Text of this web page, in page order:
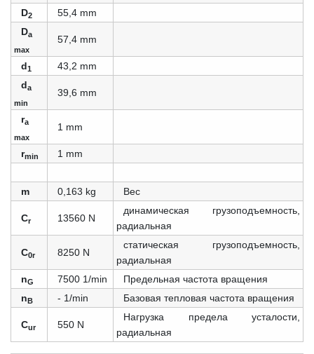
D2
55,4 mm
Da
max
57,4 mm
d1
43,2 mm
da
min
39,6 mm
ra
max
1 mm
rmin 1 mm
m 0,163 kg Вес
Cr 13560 N
динамическая грузоподъемность,
радиальная
C0r 8250 N
статическая грузоподъемность,
радиальная
nG 7500 1/min
Предельная частота вращения
nB - 1/min Базовая тепловая частота вращения
Cur 550 N
Нагрузка предела усталости,
радиальная